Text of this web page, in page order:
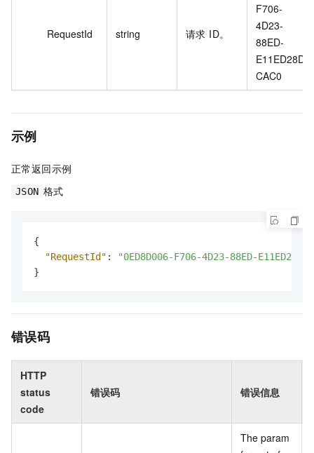
RequestId string 请求 ID。
F706-
4D23-
88ED-
E11ED28D
CAC0
示例
正常返回示例
JSON 格式
{
"RequestId" :
"0ED8D006-F706-4D23-88ED-
}
错误码
HTTP
status
code
错误码 错误信息
The param